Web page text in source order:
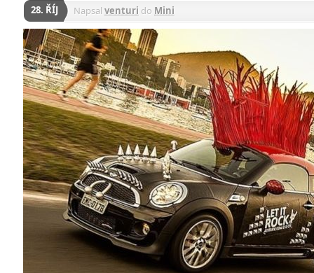
28. ŘÍJ Napsal venturi do Mini